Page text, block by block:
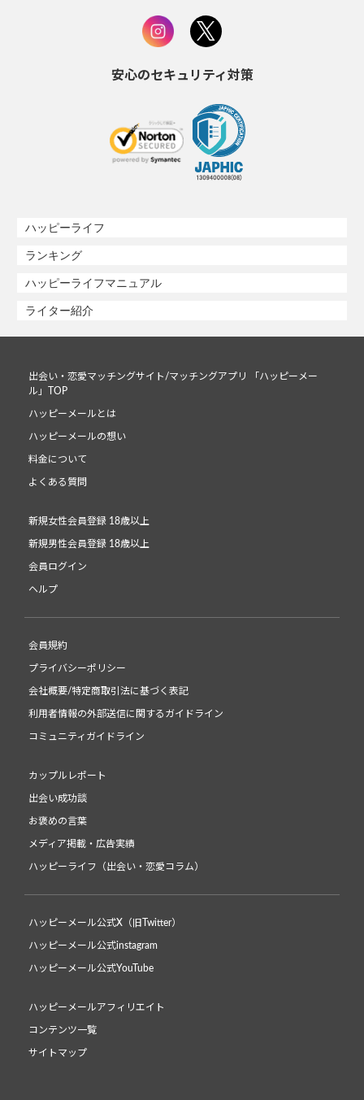
安心のセキュリティ対策
ハッピーライフ
ランキング
ハッピーライフマニュアル
ライター紹介
出会い・恋愛マッチングサイト/マッチングアプリ 「ハッピーメー
ル」TOP
ハッピーメールとは
ハッピーメールの想い
料金について
よくある質問
新規女性会員登録 18歳以上
新規男性会員登録 18歳以上
会員ログイン
ヘルプ
会員規約
プライバシーポリシー
会社概要/特定商取引法に基づく表記
利用者情報の外部送信に関するガイドライン
コミュニティガイドライン
カップルレポート
出会い成功談
お褒めの言葉
メディア掲載・広告実績
ハッピーライフ（出会い・恋愛コラム）
ハッピーメール公式X（旧Twitter）
ハッピーメール公式instagram
ハッピーメール公式YouTube
ハッピーメールアフィリエイト
コンテンツ一覧
サイトマップ